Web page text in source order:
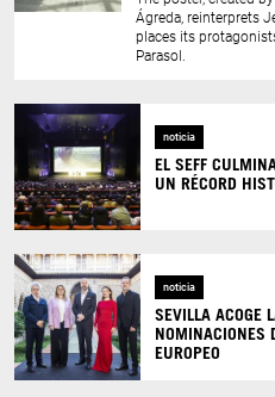
Ágreda, reinterprets
places its
Parasol.
noticia
EL SEFF
UN RÉCORD
noticia
SEVILLA ACOGE
NOMINACIONES
EUROPEO